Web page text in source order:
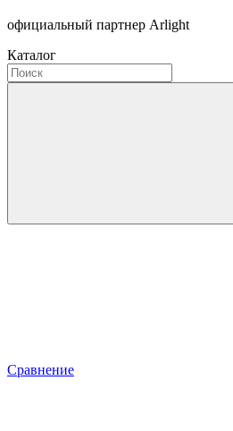
официальный партнер Arlight
Каталог
Сравнение